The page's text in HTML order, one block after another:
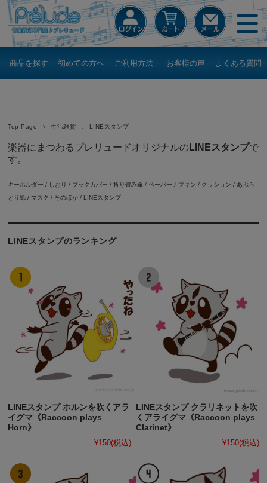
商品を探す 初めての方へ ご利用方法 お客様の声 よくある質問
Top Page 生活雑貨 LINEスタンプ
楽器にまつわるプレリュードオリジナルのLINEスタンプで
す。
キーホルダー / しおり / ブックカバー /折り畳み傘 /ペーパーナプキン / クッション / あぶら
とり紙 / マスク / そのほか / LINEスタンプ
LINEスタンプのランキング
LINEスタンプ ホルンを吹くアラ
イグマ《Raccoon plays
Horn》
¥150(税込)
LINEスタンプ クラリネットを吹
くアライグマ《Raccoon plays
Clarinet》
¥150(税込)